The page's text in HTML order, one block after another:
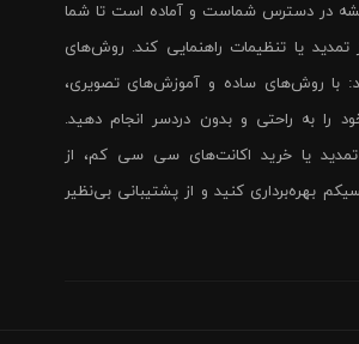
در دسترس شماست و آماده است تا شما
تمدید یا تنظیمات راهنمایی کند. روش‌های
با روش‌های ساده و آموزش‌های تصویری،
را به راحتی و بدون دردسر انجام دهید.
تمدید یا خرید اکانت‌های سی سی کم، از
بهره‌برداری کنید و از پشتیبانی بی‌نظیر